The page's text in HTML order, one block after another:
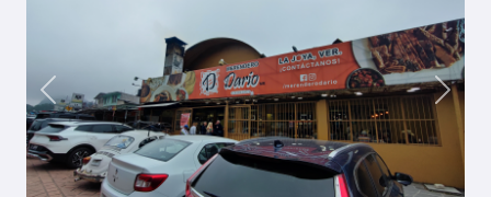
Previous Next